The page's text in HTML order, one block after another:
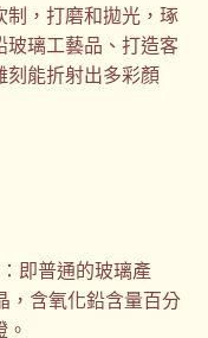
，打磨和拋光，琢
璃工藝品、打造客
能折射出多彩顏
即普通的玻璃產
，含氧化鉛含量百分